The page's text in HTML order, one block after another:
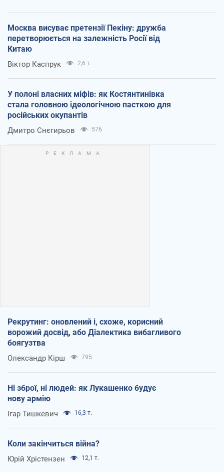
Москва висуває претензії Пекіну: дружба
перетворюється на залежність Росії від
Китаю
Віктор Каспрук 2,6 т.
У полоні власних міфів: як Костянтинівка
стала головною ідеологічною пасткою для
російських окупантів
Дмитро Снєгирьов 576
Рекрутинг: оновлений і, схоже, корисний
ворожий досвід, або Діалектика вибагливого
боягузтва
Олександр Кірш 795
Ні зброї, ні людей: як Лукашенко будує
нову армію
Ігар Тишкевич 16,3 т.
Коли закінчиться війна?
Юрій Хрістензен 12,1 т.